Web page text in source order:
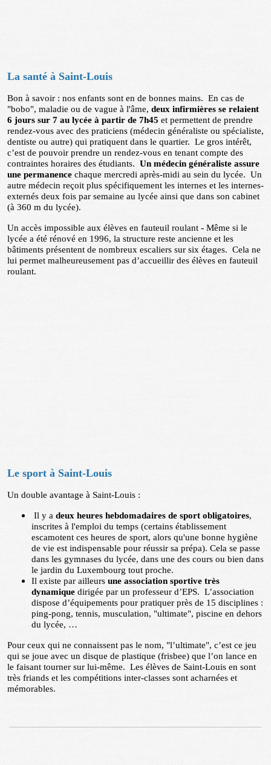
La santé à Saint-Louis
Bon à savoir : nos enfants sont en de bonnes mains. En cas de
"bobo", maladie ou de vague à l'âme, deux infirmières se relaient
6 jours sur 7 au lycée à partir de 7h45 et permettent de prendre
rendez-vous avec des praticiens (médecin généraliste ou spécialiste,
dentiste ou autre) qui pratiquent dans le quartier. Le gros intérêt,
c’est de pouvoir prendre un rendez-vous en tenant compte des
contraintes horaires des étudiants. Un médecin généraliste assure
une permanence chaque mercredi après-midi au sein du lycée. Un
autre médecin reçoit plus spécifiquement les internes et les internes-
externés deux fois par semaine au lycée ainsi que dans son cabinet
(à 360 m du lycée).
Un accès impossible aux élèves en fauteuil roulant - Même si le
lycée a été rénové en 1996, la structure reste ancienne et les
bâtiments présentent de nombreux escaliers sur six étages. Cela ne
lui permet malheureusement pas d’accueillir des élèves en fauteuil
roulant.
Le sport à Saint-Louis
Un double avantage à Saint-Louis :
Il y a deux heures hebdomadaires de sport obligatoires,
inscrites à l'emploi du temps (certains établissement
escamotent ces heures de sport, alors qu'une bonne hygiène
de vie est indispensable pour réussir sa prépa). Cela se passe
dans les gymnases du lycée, dans une des cours ou bien dans
le jardin du Luxembourg tout proche.
Il existe par ailleurs une association sportive très
dynamique dirigée par un professeur d’EPS. L’association
dispose d’équipements pour pratiquer près de 15 disciplines :
ping-pong, tennis, musculation, "ultimate", piscine en dehors
du lycée, …
Pour ceux qui ne connaissent pas le nom, "l’ultimate", c’est ce jeu
qui se joue avec un disque de plastique (frisbee) que l’on lance en
le faisant tourner sur lui-même. Les élèves de Saint-Louis en sont
très friands et les compétitions inter-classes sont acharnées et
mémorables.